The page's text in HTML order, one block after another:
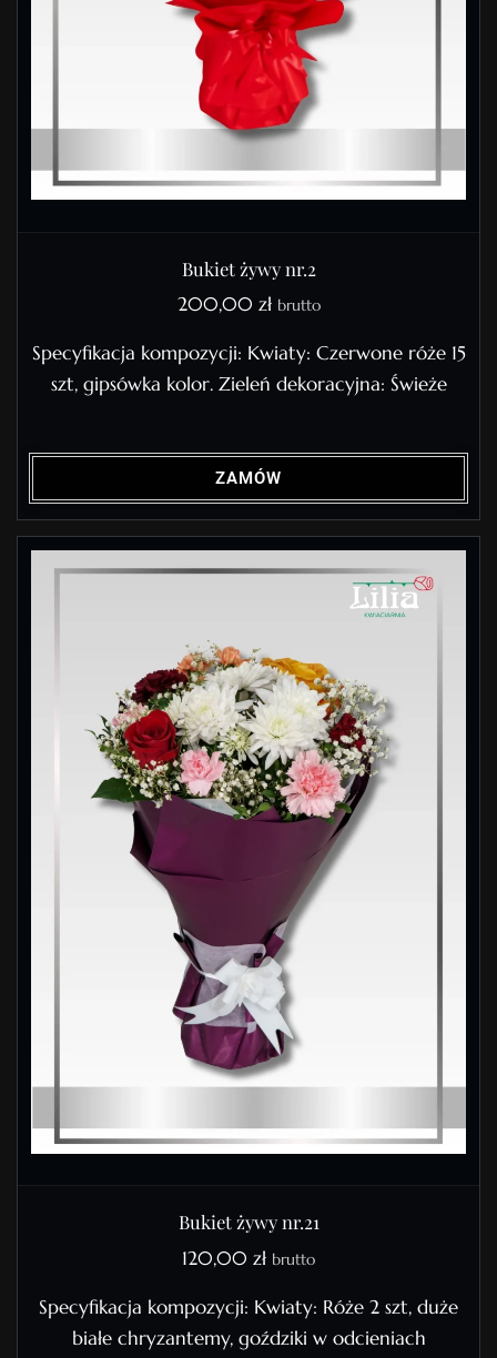
Bukiet żywy nr.2
200,00 zł brutto
Specyfikacja kompozycji: Kwiaty: Czerwone róże 15
szt, gipsówka kolor. Zieleń dekoracyjna: Świeże
ZAMÓW
Bukiet żywy nr.21
120,00 zł brutto
Specyfikacja kompozycji: Kwiaty: Róże 2 szt, duże
białe chryzantemy, goździki w odcieniach